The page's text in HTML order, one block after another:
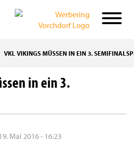
VKL VIKINGS MÜSSEN IN EIN 3.
in ein 3.
19. Mai 2016 - 16:23